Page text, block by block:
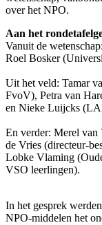
over het NPO.
Aan het
Vanuit de
Roel Bosker
Uit het veld: Tamar
FvoV), Petra van
en Nieke Luijcks
En verder: Merel van
de Vries (directeur-
Lobke Vlaming
VSO leerlingen).
In het gesprek
NPO-middelen het